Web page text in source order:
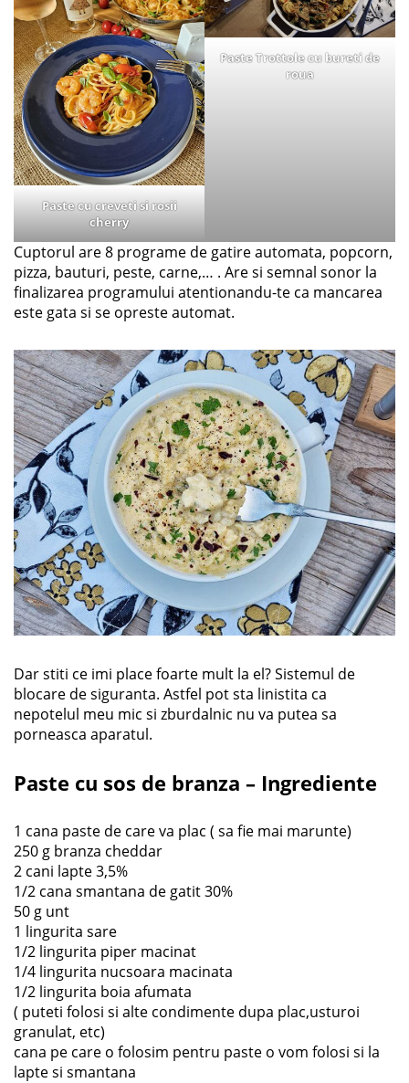
Paste cu creveti si rosii
cherry
Paste Trottole cu bureti de
roua
Cuptorul are 8 programe de gatire automata, popcorn,
pizza, bauturi, peste, carne,… . Are si semnal sonor la
finalizarea programului atentionandu-te ca mancarea
este gata si se opreste automat.
Dar stiti ce imi place foarte mult la el? Sistemul de
blocare de siguranta. Astfel pot sta linistita ca
nepotelul meu mic si zburdalnic nu va putea sa
porneasca aparatul.
Paste cu sos de branza – Ingrediente
1 cana paste de care va plac ( sa fie mai marunte)
250 g branza cheddar
2 cani lapte 3,5%
1/2 cana smantana de gatit 30%
50 g unt
1 lingurita sare
1/2 lingurita piper macinat
1/4 lingurita nucsoara macinata
1/2 lingurita boia afumata
( puteti folosi si alte condimente dupa plac,usturoi
granulat, etc)
cana pe care o folosim pentru paste o vom folosi si la
lapte si smantana